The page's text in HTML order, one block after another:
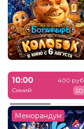
10:00
Синий
400 руб.
2D
Меморандум